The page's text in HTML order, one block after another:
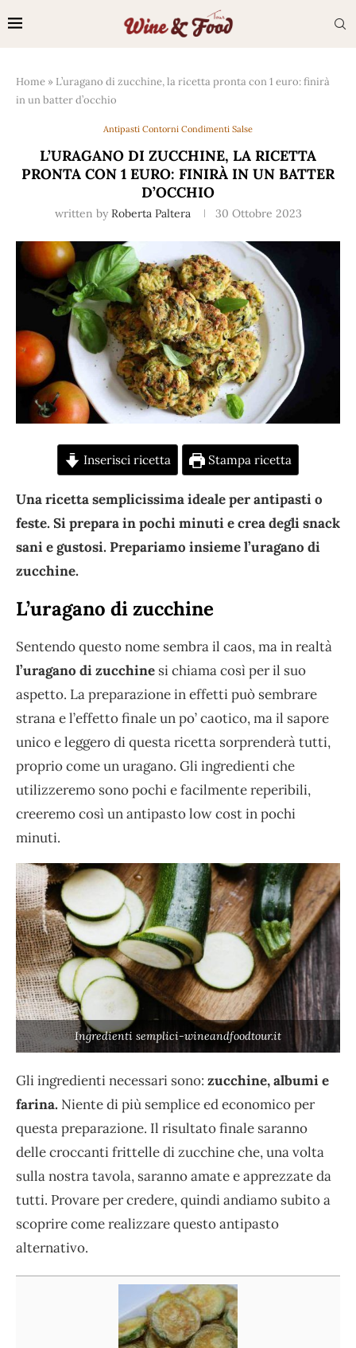
Home » L’uragano di zucchine, la ricetta pronta con 1 euro: finirà
in un batter d’occhio
Antipasti Contorni Condimenti Salse
L’URAGANO DI ZUCCHINE, LA RICETTA
PRONTA CON 1 EURO: FINIRÀ IN UN BATTER
D’OCCHIO
written by Roberta Paltera 30 Ottobre 2023
Inserisci ricetta Stampa ricetta
Una ricetta semplicissima ideale per antipasti o
feste. Si prepara in pochi minuti e crea degli snack
sani e gustosi. Prepariamo insieme l’uragano di
zucchine.
L’uragano di zucchine
Sentendo questo nome sembra il caos, ma in realtà
l’uragano di zucchine si chiama così per il suo
aspetto. La preparazione in effetti può sembrare
strana e l’effetto finale un po’ caotico, ma il sapore
unico e leggero di questa ricetta sorprenderà tutti,
proprio come un uragano. Gli ingredienti che
utilizzeremo sono pochi e facilmente reperibili,
creeremo così un antipasto low cost in pochi
minuti.
Ingredienti semplici-wineandfoodtour.it
Gli ingredienti necessari sono: zucchine, albumi e
farina. Niente di più semplice ed economico per
questa preparazione. Il risultato finale saranno
delle croccanti frittelle di zucchine che, una volta
sulla nostra tavola, saranno amate e apprezzate da
tutti. Provare per credere, quindi andiamo subito a
scoprire come realizzare questo antipasto
alternativo.